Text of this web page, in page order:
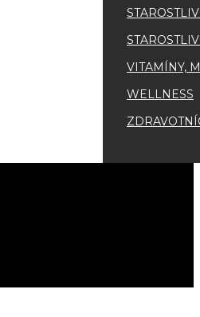
VITAMÍNY,
WELLNESS